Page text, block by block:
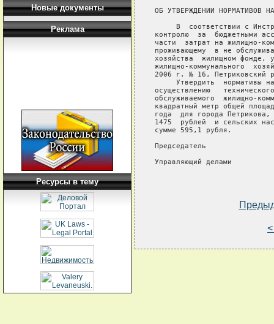
Новые документы
Реклама
Ресурсы в тему
ОБ УТВЕРЖДЕНИИ НОРМАТИВОВ
В  соответствии с
контролю  за  бюджетными
части  затрат на жилищно-
проживающему  в не
хозяйства  жилищном фонде,
жилищно-коммунального
2006 г. № 16, Петриковский
Утвердить  нормативы
осуществлению
обслуживаемого  жилищно-
квадратный метр общей
года  для города Петрикова,
1475  рублей  и сельских
сумме 595,1 рубля.
Председатель
Управляющий делами